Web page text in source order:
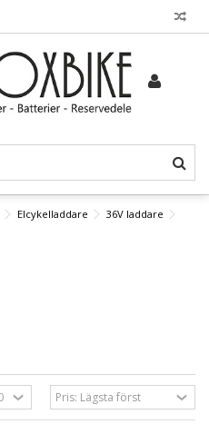
Elcykelladdare
36V laddare